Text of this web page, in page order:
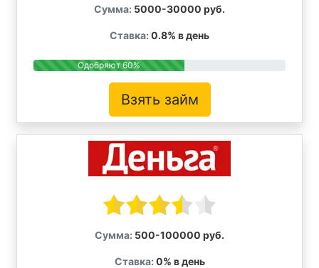
Сумма: 5000-30000 руб.
Ставка: 0.8% в день
Одобряют 60%
Взять займ
Сумма: 500-100000 руб.
Ставка: 0% в день